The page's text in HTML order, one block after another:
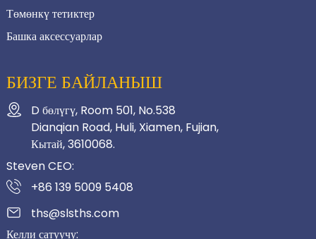
Төмөнкү тетиктер
Башка аксессуарлар
БИЗГЕ БАЙЛАНЫШ
D бөлүгү, Room 501, No.538
Dianqian Road, Huli, Xiamen, Fujian,
Кытай, 3610068.
Steven CEO:
+86 139 5009 5408
ths@slsths.com
Келли сатуучу: